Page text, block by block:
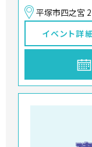
平塚市四之宮
イベント詳